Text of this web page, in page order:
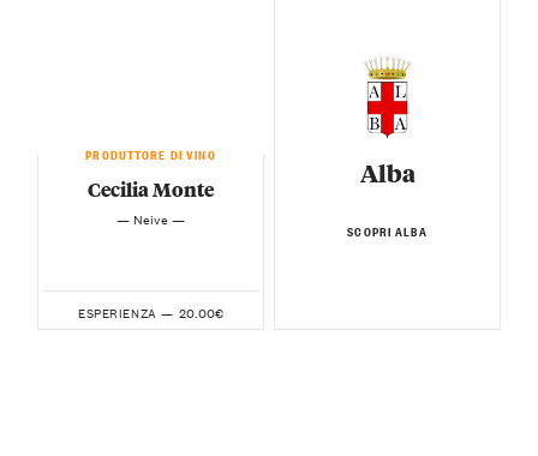
PRODUTTORE DI VINO
Cecilia Monte
— Neive —
ESPERIENZA — 20.00€
Alba
SCOPRI ALBA